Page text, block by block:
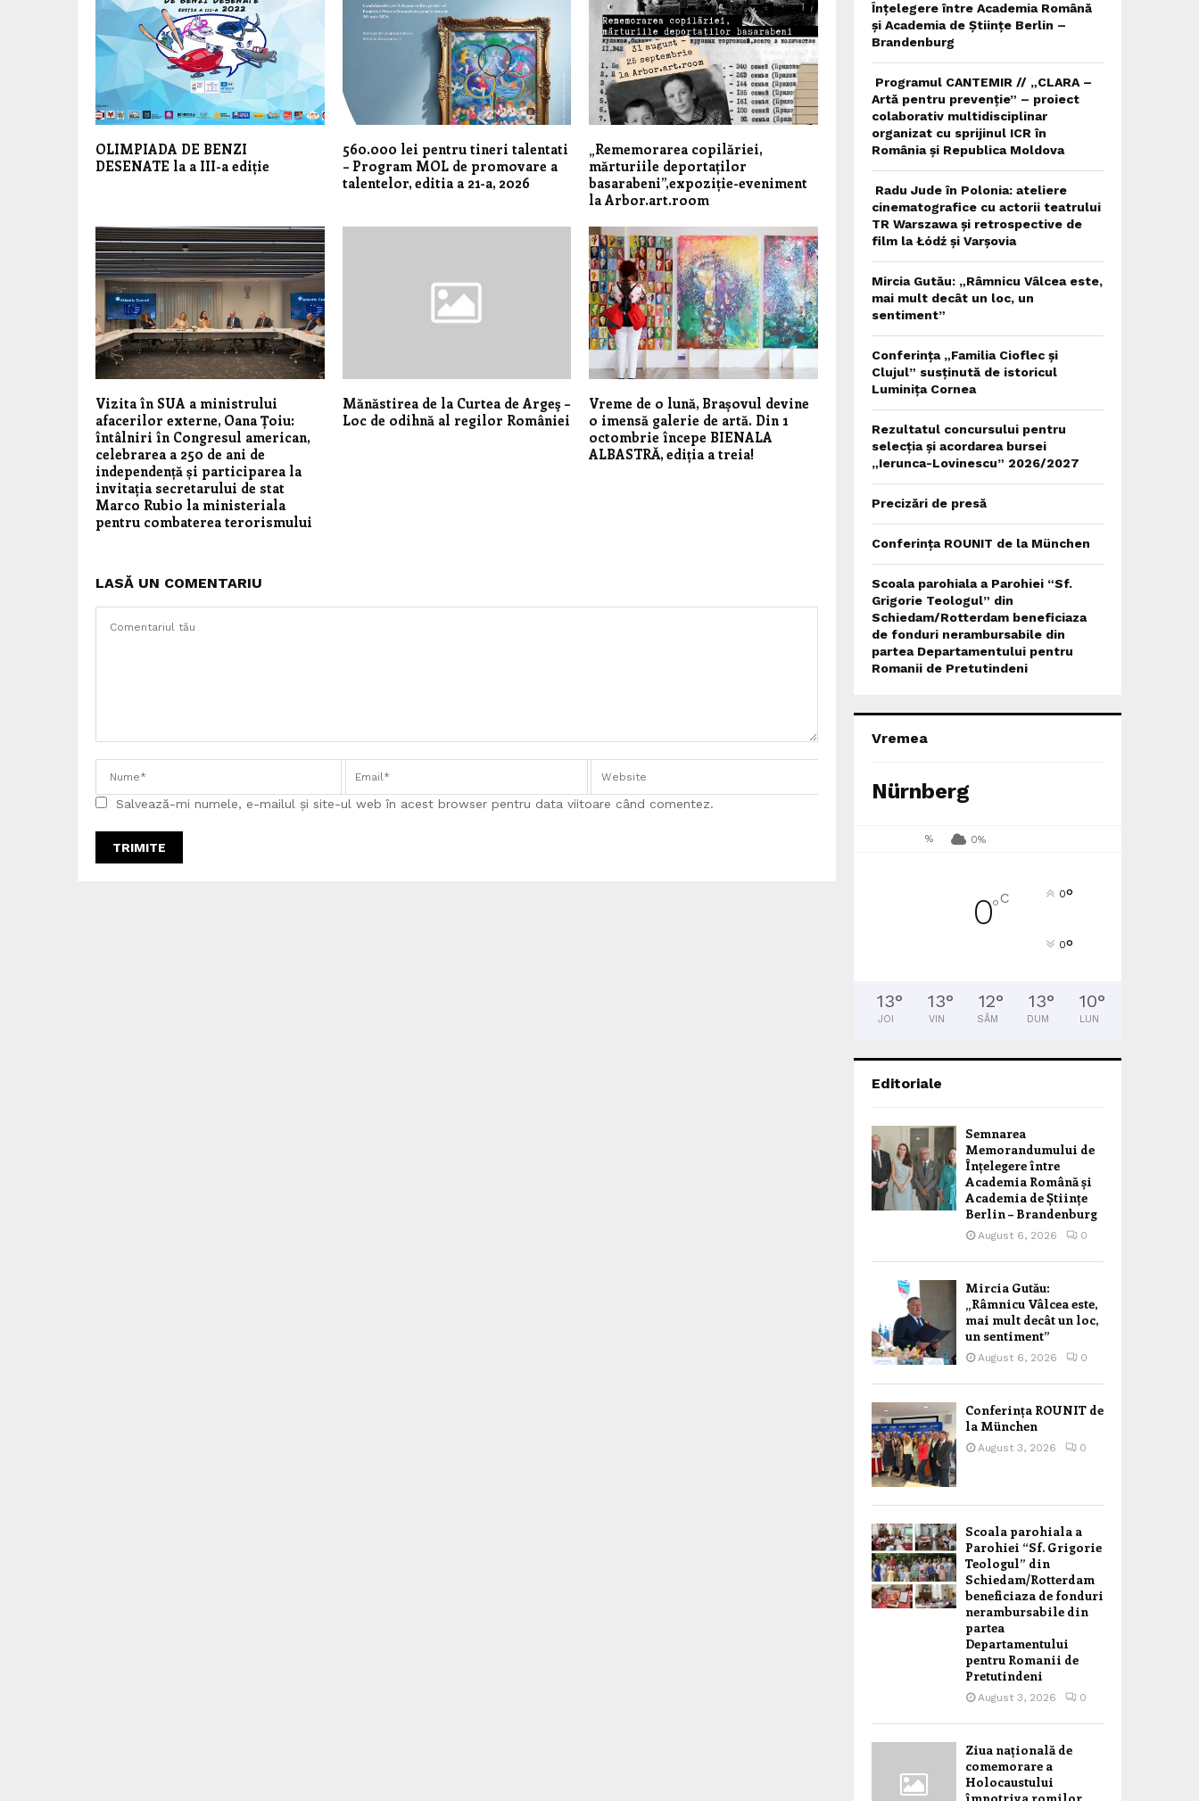
OLIMPIADA DE BENZI
DESENATE la a III-a ediție
560.000 lei pentru tineri talentati
– Program MOL de promovare a
talentelor, editia a 21-a, 2026
„Rememorarea copilăriei,
mărturiile deportaților
basarabeni”,expoziție-eveniment
la Arbor.art.room
Vizita în SUA a ministrului
afacerilor externe, Oana Țoiu:
întâlniri în Congresul american,
celebrarea a 250 de ani de
independență și participarea la
invitația secretarului de stat
Marco Rubio la ministeriala
pentru combaterea terorismului
Mănăstirea de la Curtea de Argeş –
Loc de odihnă al regilor României
Vreme de o lună, Brașovul devine
o imensă galerie de artă. Din 1
octombrie începe BIENALA
ALBASTRĂ, ediția a treia!
LASĂ UN COMENTARIU
Salvează-mi numele, e-mailul și site-ul web în acest browser pentru data viitoare când comentez.
Înțelegere între Academia Română
și Academia de Științe Berlin –
Brandenburg
Programul CANTEMIR // „CLARA –
Artă pentru prevenție” – proiect
colaborativ multidisciplinar
organizat cu sprijinul ICR în
România și Republica Moldova
Radu Jude în Polonia: ateliere
cinematografice cu actorii teatrului
TR Warszawa și retrospective de
film la Łódź și Varșovia
Mircia Gutău: „Râmnicu Vâlcea este,
mai mult decât un loc, un
sentiment”
Conferința „Familia Cioflec și
Clujul” susținută de istoricul
Luminița Cornea
Rezultatul concursului pentru
selecția și acordarea bursei
„Ierunca-Lovinescu” 2026/2027
Precizări de presă
Conferința ROUNIT de la München
Scoala parohiala a Parohiei “Sf.
Grigorie Teologul” din
Schiedam/Rotterdam beneficiaza
de fonduri nerambursabile din
partea Departamentului pentru
Romanii de Pretutindeni
Vremea
Nürnberg
% 0%
0°C 0°
0°
13°
JOI
13°
VIN
12°
SÂM
13°
DUM
10°
LUN
Editoriale
Semnarea
Memorandumului de
Înțelegere între
Academia Română și
Academia de Științe
Berlin – Brandenburg
August 6, 2026 0
Mircia Gutău:
„Râmnicu Vâlcea este,
mai mult decât un loc,
un sentiment”
August 6, 2026 0
Conferința ROUNIT de
la München
August 3, 2026 0
Scoala parohiala a
Parohiei “Sf. Grigorie
Teologul” din
Schiedam/Rotterdam
beneficiaza de fonduri
nerambursabile din
partea
Departamentului
pentru Romanii de
Pretutindeni
August 3, 2026 0
Ziua națională de
comemorare a
Holocaustului